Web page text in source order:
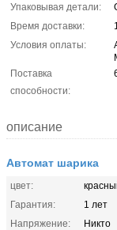
Упаковывая детали:
Время доставки:
Условия оплаты:
Поставка
способности:
описание
Автомат шарика
цвет:
Гарантия:
1 лет
Напряжение:
Никто